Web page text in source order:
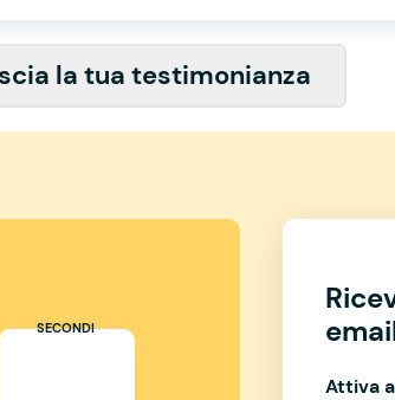
la tua testimonianza
SECONDI
Attiva